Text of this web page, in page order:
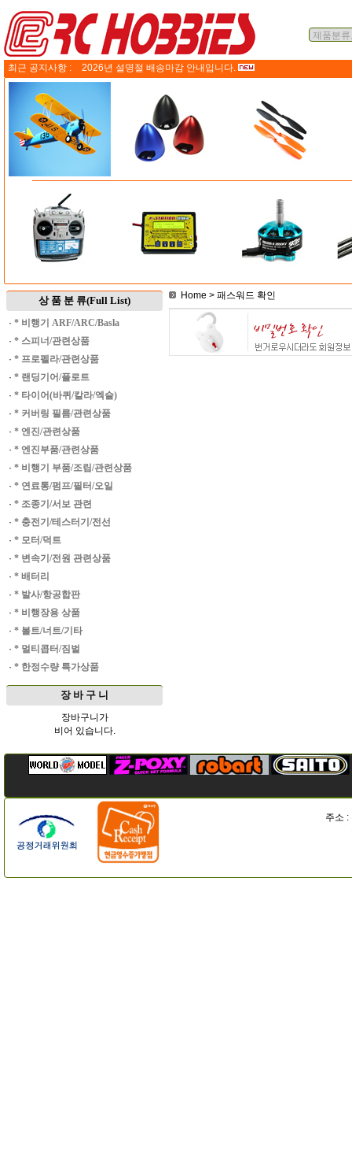
최근 공지사항 : 2026년 설명절 배송마감 안내입니다.
상 품 분 류(Full List)
· * 비행기 ARF/ARC/Basla
· * 스피너/관련상품
· * 프로펠라/관련상품
· * 랜딩기어/플로트
· * 타이어(바퀴/칼라/엑슬)
· * 커버링 필름/관련상품
· * 엔진/관련상품
· * 엔진부품/관련상품
· * 비행기 부품/조립/관련상품
· * 연료통/펌프/필터/오일
· * 조종기/서보 관련
· * 충전기/테스터기/전선
· * 모터/덕트
· * 변속기/전원 관련상품
· * 배터리
· * 발사/항공합판
· * 비행장용 상품
· * 볼트/너트/기타
· * 멀티콥터/짐벌
· * 한정수량 특가상품
장 바 구 니
장바구니가
비어 있습니다.
Home > 패스워드 확인
주소